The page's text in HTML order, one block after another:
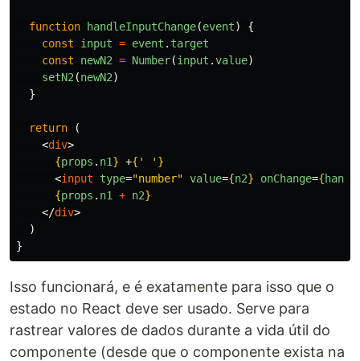
function handleInputChange(event)
{
const
input = event . target
const
newN2 = Number(input .value)
setN2 (newN2)
}
return
(
<div>
{props . n1} +{ ' ' }
<input type="number" value={n2} onChange={
{props . n1 + n2}
</div>
)
}
Isso funcionará, e é exatamente para isso que o
estado no React deve ser usado. Serve para
rastrear valores de dados durante a vida útil do
componente (desde que o componente exista na